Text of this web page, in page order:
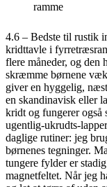
4.6 – Bedste til rustik
kridttavle i
flere måneder, og den
skræmme børnene
giver en hyggelig,
en skandinavisk eller
kridt og fungerer også
ugentlig-ukrudts-
daglige rutiner: jeg
børnenes tegninger.
tungere fylder er
magnetfeltet. Når jeg